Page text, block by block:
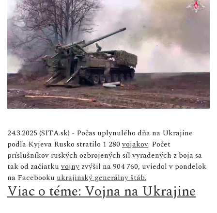
24.3.2025 (SITA.sk) - Počas uplynulého dňa na Ukrajine
podľa Kyjeva Rusko stratilo 1 280vojakov. Počet
príslušníkov ruských ozbrojených síl vyradených z boja sa
tak od začiatkuvojny zvýšil na 904 760, uviedol v pondelok
na Facebooku ukrajinský generálny štáb.
Viac o téme: Vojna na Ukrajine